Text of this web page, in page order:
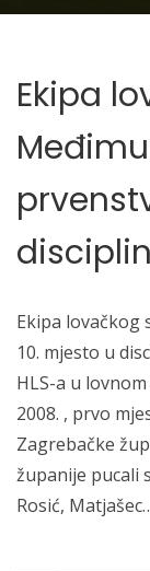
Ekipa
Ekipa lovačkog
10. mjesto u
HLS-a u
2008. , prvo
Zagrebačke
županije pucali
Rosić,